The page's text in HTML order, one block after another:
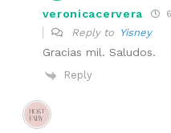
veronicacervera
Reply to Yisney
Gracias mil. Saludos.
Reply